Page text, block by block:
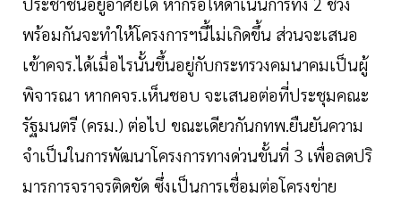
พร้อมกันจะทำให้โครงการฯนี้ไม่เกิดขึ้น ส่วนจะเสนอ
เข้าคจร.ได้เมื่อไรนั้นขึ้นอยู่กับกระทรวงคมนาคมเป็นผู้
พิจารณา หากคจร.เห็นชอบ จะเสนอต่อที่ประชุมคณะ
รัฐมนตรี (ครม.) ต่อไป ขณะเดียวกันกทพ.ยืนยันความ
จำเป็นในการพัฒนาโครงการทางด่วนขั้นที่ 3 เพื่อลดปริ
มารการจราจรติดขัด ซึ่งเป็นการเชื่อมต่อโครงข่าย